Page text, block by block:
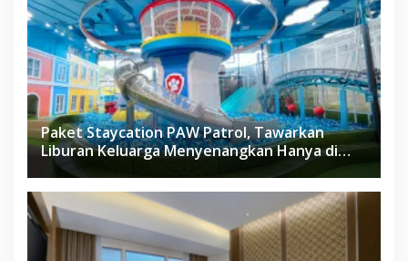
Paket Staycation PAW Patrol, Tawarkan
Liburan Keluarga Menyenangkan Hanya di
Herloom Hotel BSD